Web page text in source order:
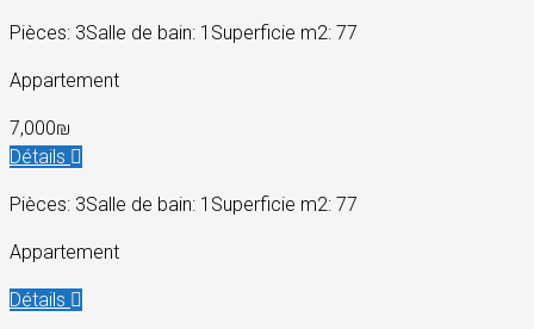
Pièces: 3Salle de bain: 1 Superficie m2: 77
Appartement
7,000₪
Détails
Pièces: 3Salle de bain: 1 Superficie m2: 77
Appartement
Détails